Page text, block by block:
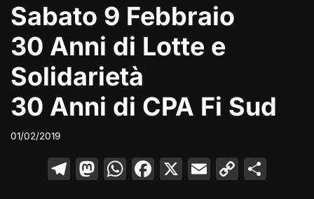
Sabato 9 Febbraio
30 Anni di Lotte e
Solidarietà
30 Anni di CPA Fi Sud
01/02/2019
T M W F X E C